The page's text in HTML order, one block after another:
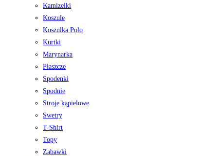
Kamizelki
Koszule
Koszulka Polo
Kurtki
Marynarka
Płaszcze
Spodenki
Spodnie
Stroje kąpielowe
Swetry
T-Shirt
Topy
Zabawki